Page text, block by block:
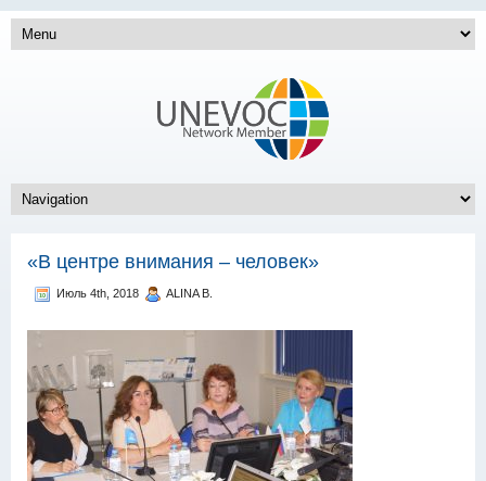
«В центре внимания – человек»
Июль 4th, 2018 ALINA B.